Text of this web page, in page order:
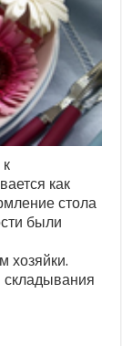
как
стола
были
хозяйки.
складывания